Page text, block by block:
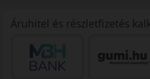
Áruhitel és részletfizetés